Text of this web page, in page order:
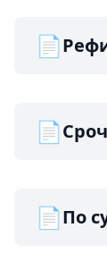
📄
📄
📄По